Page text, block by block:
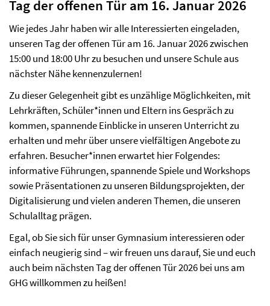
Tag der offenen Tür am 16. Januar 2026
Wie jedes Jahr haben wir alle Interessierten eingeladen,
unseren Tag der offenen Tür am 16. Januar 2026 zwischen
15:00 und 18:00 Uhr zu besuchen und unsere Schule aus
nächster Nähe kennenzulernen!
Zu dieser Gelegenheit gibt es unzählige Möglichkeiten, mit
Lehrkräften, Schüler*innen und Eltern ins Gespräch zu
kommen, spannende Einblicke in unseren Unterricht zu
erhalten und mehr über unsere vielfältigen Angebote zu
erfahren. Besucher*innen erwartet hier Folgendes:
informative Führungen, spannende Spiele und Workshops
sowie Präsentationen zu unseren Bildungsprojekten, der
Digitalisierung und vielen anderen Themen, die unseren
Schulalltag prägen.
Egal, ob Sie sich für unser Gymnasium interessieren oder
einfach neugierig sind – wir freuen uns darauf, Sie und euch
auch beim nächsten Tag der offenen Tür 2026 bei uns am
GHG willkommen zu heißen!